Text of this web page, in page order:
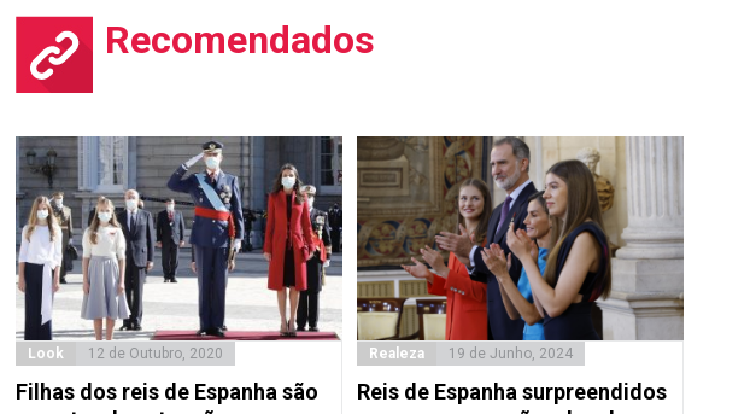
Recomendados
Look 12 de Outubro, 2020
Filhas dos reis de Espanha são
Realeza 19 de Junho, 2024
Reis de Espanha surpreendidos